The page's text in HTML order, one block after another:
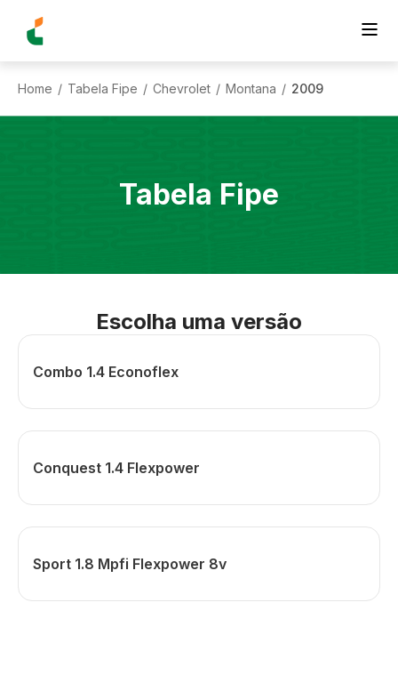
Home / Tabela Fipe / Chevrolet / Montana / 2009
Tabela Fipe
Escolha uma versão
Combo 1.4 Econoflex
Conquest 1.4 Flexpower
Sport 1.8 Mpfi Flexpower 8v